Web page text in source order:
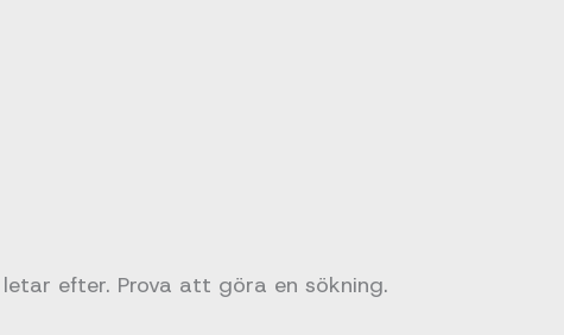
efter. Prova att göra en sökning.